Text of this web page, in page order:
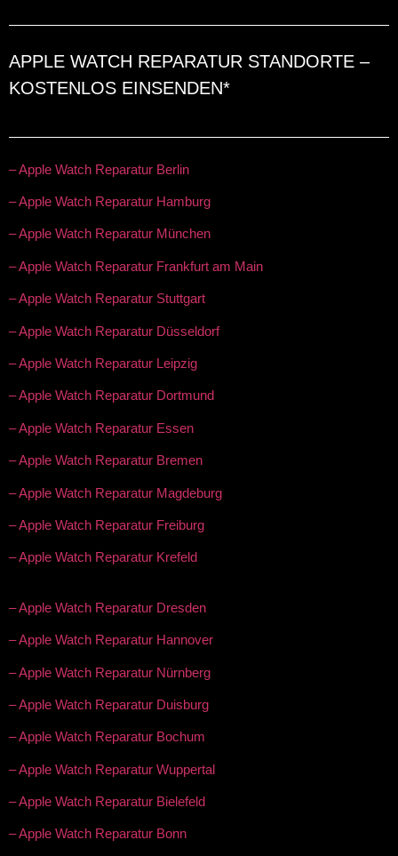
APPLE WATCH REPARATUR STANDORTE –
KOSTENLOS EINSENDEN*
– Apple Watch Reparatur Berlin
– Apple Watch Reparatur Hamburg
– Apple Watch Reparatur München
– Apple Watch Reparatur Frankfurt am Main
– Apple Watch Reparatur Stuttgart
– Apple Watch Reparatur Düsseldorf
– Apple Watch Reparatur Leipzig
– Apple Watch Reparatur Dortmund
– Apple Watch Reparatur Essen
– Apple Watch Reparatur Bremen
– Apple Watch Reparatur Magdeburg
– Apple Watch Reparatur Freiburg
– Apple Watch Reparatur Krefeld
– Apple Watch Reparatur Dresden
– Apple Watch Reparatur Hannover
– Apple Watch Reparatur Nürnberg
– Apple Watch Reparatur Duisburg
– Apple Watch Reparatur Bochum
– Apple Watch Reparatur Wuppertal
– Apple Watch Reparatur Bielefeld
– Apple Watch Reparatur Bonn